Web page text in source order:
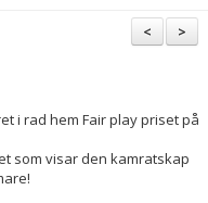
>
<
i rad hem Fair play priset på
som visar den kamratskap